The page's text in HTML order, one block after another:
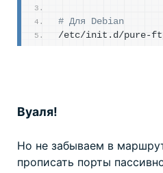
# Для Debian
/etc/init.d/pure-
Вуаля!
Но не забываем в
прописать порты